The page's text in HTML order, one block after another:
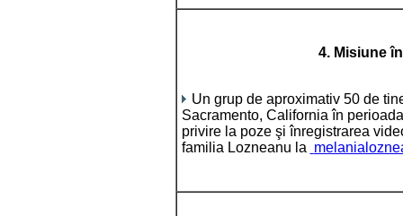
4. Misiune
Un grup de aproximativ 50 de
Sacramento, California în
privire la poze şi înregistrarea
familia Lozneanu la